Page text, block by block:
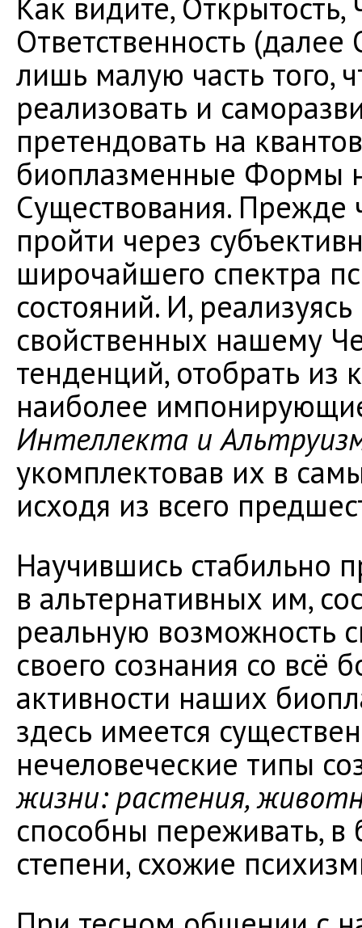
Как видите, Открытость,
Ответственность
лишь малую часть того,
реализовать и
претендовать на
биоплазменные Формы
Существования.
пройти через
широчайшего спектра
состояний. И,
свойственных нашему
тенденций, отобрать из
наиболее
Интеллекта и
укомплектовав их в
исходя из всего
Научившись стабильно
в альтернативных им,
реальную возможность
своего сознания со
активности наших
здесь имеется
нечеловеческие типы
жизни: растения,
способны переживать,
степени, схожие